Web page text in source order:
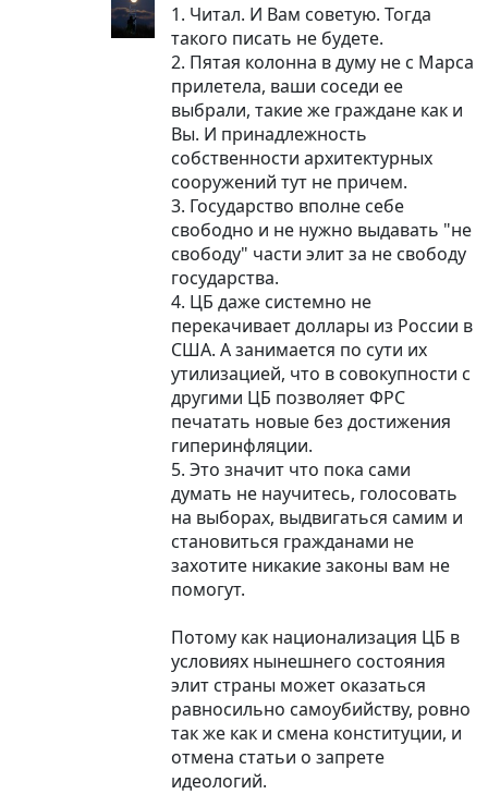
1. Читал. И Вам советую. Тогда
такого писать не будете.
2. Пятая колонна в думу не с Марса
прилетела, ваши соседи ее
выбрали, такие же граждане как и
Вы. И принадлежность
собственности архитектурных
сооружений тут не причем.
3. Государство вполне себе
свободно и не нужно выдавать "не
свободу" части элит за не свободу
государства.
4. ЦБ даже системно не
перекачивает доллары из России в
США. А занимается по сути их
утилизацией, что в совокупности с
другими ЦБ позволяет ФРС
печатать новые без достижения
гиперинфляции.
5. Это значит что пока сами
думать не научитесь, голосовать
на выборах, выдвигаться самим и
становиться гражданами не
захотите никакие законы вам не
помогут.
Потому как национализация ЦБ в
условиях нынешнего состояния
элит страны может оказаться
равносильно самоубийству, ровно
так же как и смена конституции, и
отмена статьи о запрете
идеологий.